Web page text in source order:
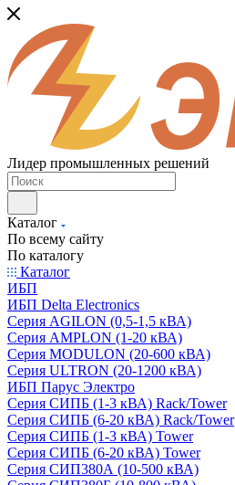
Лидер промышленных решений
Каталог
По всему сайту
По каталогу
Каталог
ИБП
ИБП Delta Electronics
Серия AGILON (0,5-1,5 кВА)
Серия AMPLON (1-20 кВА)
Серия MODULON (20-600 кВА)
Серия ULTRON (20-1200 кВА)
ИБП Парус Электро
Серия СИПБ (1-3 кВА) Rack/Tower
Серия СИПБ (6-20 кВА) Rack/Tower
Серия СИПБ (1-3 кВА) Tower
Серия СИПБ (6-20 кВА) Tower
Серия СИП380А (10-500 кВА)